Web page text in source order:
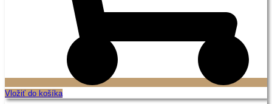
Vložiť do košíka